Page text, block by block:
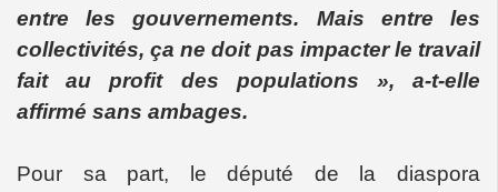
entre les gouvernements. Mais entre les
collectivités, ça ne doit pas impacter le travail
fait au profit des populations », a-t-elle
affirmé sans ambages.
Pour sa part, le député de la diaspora